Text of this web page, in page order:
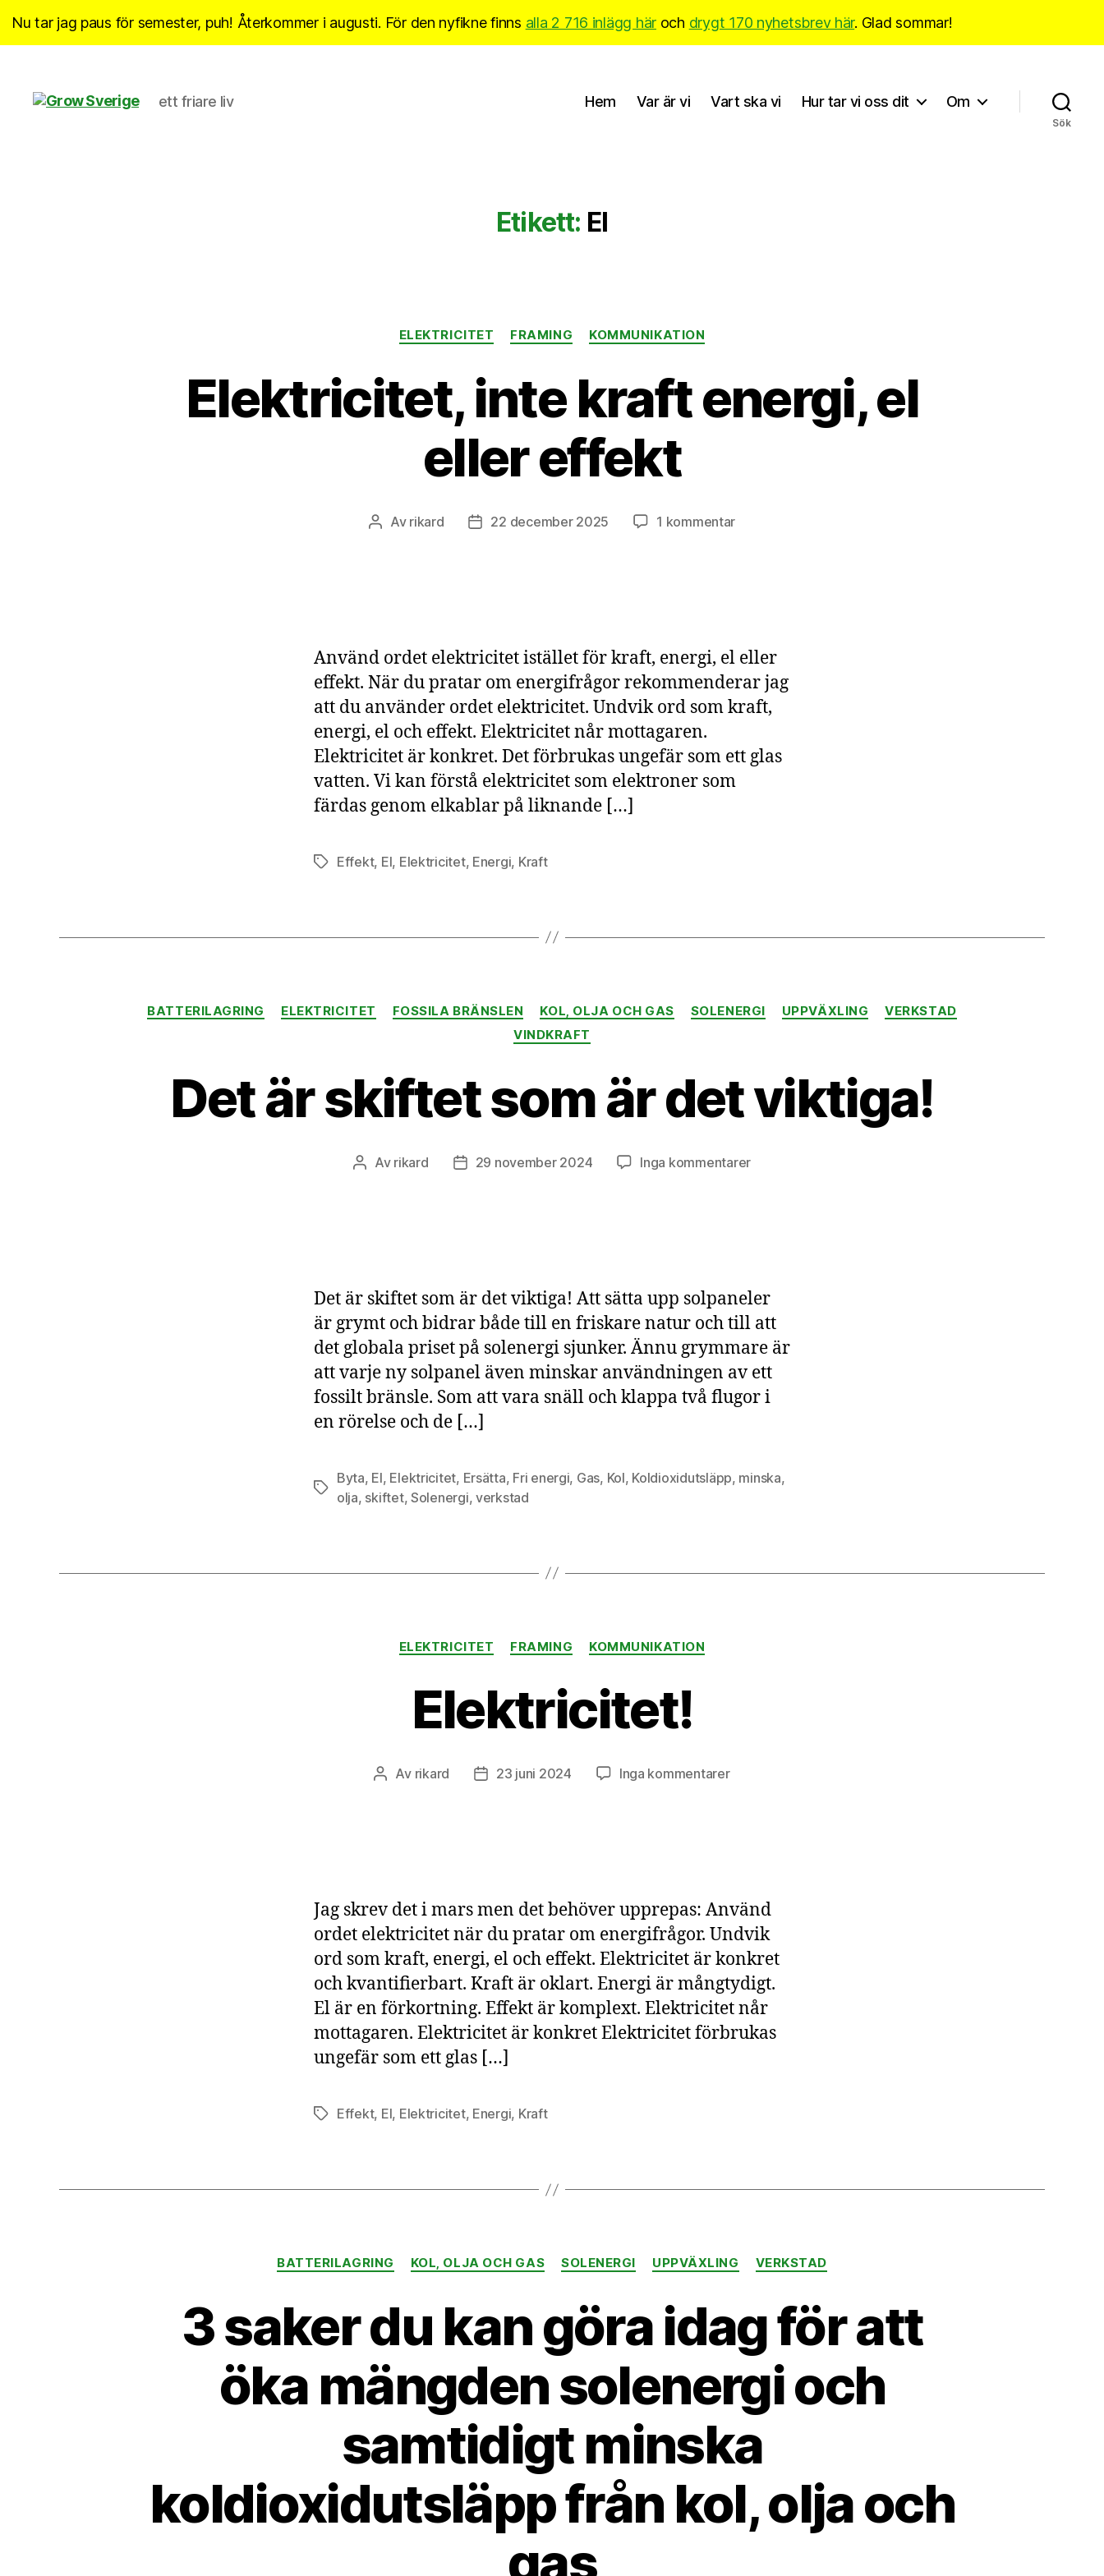
Nu tar jag paus för semester, puh! Återkommer i augusti. För den nyfikne finns alla 2 716 inlägg här och drygt 170 nyhetsbrev här. Glad sommar!
ett friare liv Hem Var är vi Vart ska vi Hur tar vi oss dit Om
Sök
Etikett: El
Kategorier
ELEKTRICITET FRAMING KOMMUNIKATION
Elektricitet, inte kraft energi, el
eller effekt
Inläggsförfattare
Av rikard Inläggsdatum
22 december 2025 1 kommentartill
effekt
Använd ordet elektricitet istället för kraft, energi, el eller
effekt. När du pratar om energifrågor rekommenderar jag
att du använder ordet elektricitet. Undvik ord som kraft,
energi, el och effekt. Elektricitet når mottagaren.
Elektricitet är konkret. Det förbrukas ungefär som ett glas
vatten. Vi kan förstå elektricitet som elektroner som
färdas genom elkablar på liknande […]
Etiketter
Effekt, El, Elektricitet, Energi, Kraft
Kategorier
BATTERILAGRING ELEKTRICITET FOSSILA BRÄNSLEN KOL, OLJA OCH GAS SOLENERGI UPPVÄXLING
VERKSTAD
VINDKRAFT
Det är skiftet som är det viktiga!
Inläggsförfattare
Av rikard Inläggsdatum
29 november 2024 Inga kommentarertill
Det är skiftet som är det viktiga! Att sätta upp solpaneler
är grymt och bidrar både till en friskare natur och till att
det globala priset på solenergi sjunker. Ännu grymmare är
att varje ny solpanel även minskar användningen av ett
fossilt bränsle. Som att vara snäll och klappa två flugor i
en rörelse och de […]
Etiketter
Byta, El, Elektricitet, Ersätta, Fri energi, Gas, Kol, Koldioxidutsläpp, minska,
olja, skiftet, Solenergi,verkstad
Kategorier
ELEKTRICITET FRAMING KOMMUNIKATION
Elektricitet!
Inläggsförfattare
Av rikard Inläggsdatum
23 juni 2024 Inga kommentarertill
Jag skrev det i mars men det behöver upprepas: Använd
ordet elektricitet när du pratar om energifrågor. Undvik
ord som kraft, energi, el och effekt. Elektricitet är konkret
och kvantifierbart. Kraft är oklart. Energi är mångtydigt.
El är en förkortning. Effekt är komplext. Elektricitet når
mottagaren. Elektricitet är konkret Elektricitet förbrukas
ungefär som ett glas […]
Etiketter
Effekt, El, Elektricitet, Energi, Kraft
Kategorier
BATTERILAGRING KOL, OLJA OCH GAS SOLENERGI UPPVÄXLING VERKSTAD
3 saker du kan göra idag för att
öka mängden solenergi och
samtidigt minska
koldioxidutsläpp från kol, olja och
gas